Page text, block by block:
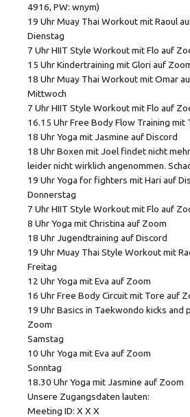
4916, PW: wnym)
19 Uhr Muay Thai Workout mit Raoul
Dienstag
7 Uhr HIIT Style Workout mit Flo auf
15 Uhr Kindertraining mit Glori auf
18 Uhr Muay Thai Workout mit Omar
Mittwoch
7 Uhr HIIT Style Workout mit Flo auf
16.15 Uhr Free Body Flow Training mit
18 Uhr Yoga mit Jasmine auf Discord
18 Uhr Boxen mit Joel findet nicht
leider nicht wirklich angenommen.
19 Uhr Yoga for fighters mit Hari auf
Donnerstag
7 Uhr HIIT Style Workout mit Flo auf
8 Uhr Yoga mit Christina auf Zoom
18 Uhr Jugendtraining auf Discord
19 Uhr Muay Thai Style Workout mit
Freitag
12 Uhr Yoga mit Eva auf Zoom
16 Uhr Free Body Circuit mit Tore auf
19 Uhr Basics in Taekwondo kicks and
Zoom
Samstag
10 Uhr Yoga mit Eva auf Zoom
Sonntag
18.30 Uhr Yoga mit Jasmine auf Zoom
Unsere Zugangsdaten lauten:
Meeting ID: X X X